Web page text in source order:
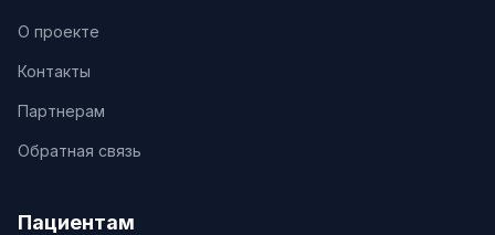
О проекте
Контакты
Партнерам
Обратная связь
Пациентам